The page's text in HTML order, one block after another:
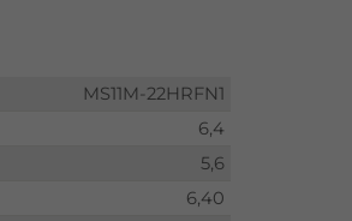
MS11M-22HRFN1
6,4
5,6
6,40